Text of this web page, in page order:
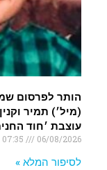
הותר לפרסום
עוצבת ׳חוד החנית׳ (55), נפל בקרב
06/08/2026
לסיפור המלא »